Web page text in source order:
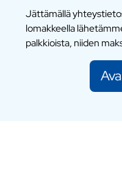
Jättämällä
lomakkeella
palkkioista, niiden